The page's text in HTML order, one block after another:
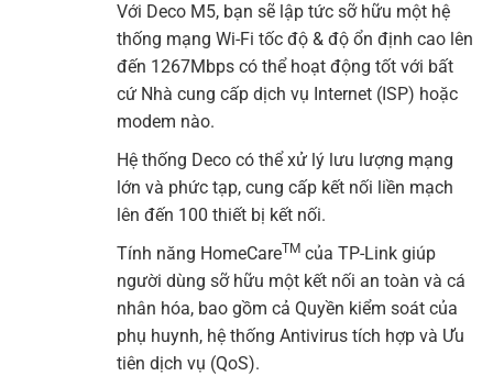
Với Deco M5, bạn sẽ lập tức sỡ hữu một hệ
thống mạng Wi-Fi tốc độ & độ ổn định cao lên
đến 1267Mbps có thể hoạt động tốt với bất
cứ Nhà cung cấp dịch vụ Internet (ISP) hoặc
modem nào.
Hệ thống Deco có thể xử lý lưu lượng mạng
lớn và phức tạp, cung cấp kết nối liền mạch
lên đến 100 thiết bị kết nối.
Tính năng HomeCareTMcủa TP-Link giúp
người dùng sỡ hữu một kết nối an toàn và cá
nhân hóa, bao gồm cả Quyền kiểm soát của
phụ huynh, hệ thống Antivirus tích hợp và Ưu
tiên dịch vụ (QoS).